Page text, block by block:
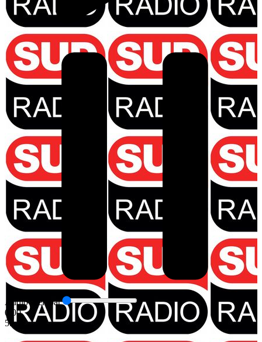
Audio seek bar
0:00
55:17